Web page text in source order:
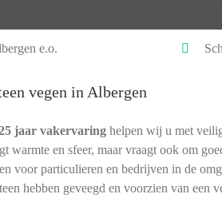
e.o.
vegen in Albergen
jaar vakervaringhelpen wij u met
warmte en sfeer, maar vraagt ook om
voor particulieren en bedrijven in de
hebben geveegd en voorzien van een